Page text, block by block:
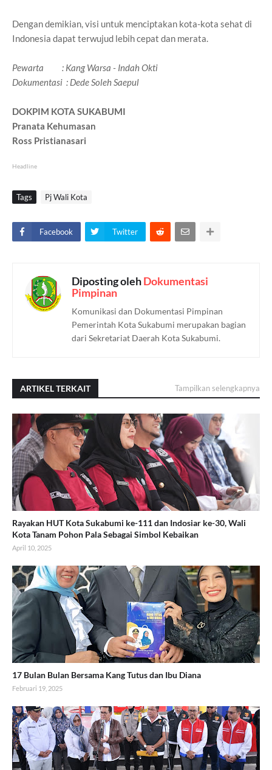
Dengan demikian, visi untuk menciptakan kota-kota sehat di
Indonesia dapat terwujud lebih cepat dan merata.
Pewarta : Kang Warsa - Indah Okti
Dokumentasi : Dede Soleh Saepul
DOKPIM KOTA SUKABUMI
Pranata Kehumasan
Ross Pristianasari
Headline
Tags Pj Wali Kota
Facebook Twitter
Diposting olehDokumentasi
Pimpinan
Komunikasi dan Dokumentasi Pimpinan
Pemerintah Kota Sukabumi merupakan bagian
dari Sekretariat Daerah Kota Sukabumi.
ARTIKEL TERKAIT Tampilkan selengkapnya
Rayakan HUT Kota Sukabumi ke-111 dan Indosiar ke-30, Wali
Kota Tanam Pohon Pala Sebagai Simbol Kebaikan
April 10, 2025
17 Bulan Bulan Bersama Kang Tutus dan Ibu Diana
Februari 19, 2025